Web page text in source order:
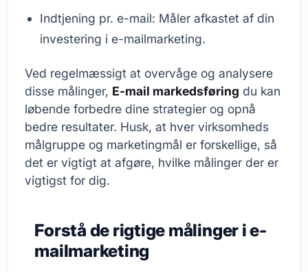
Indtjening pr. e-mail: Måler afkastet af din
investering i e-mailmarketing.
Ved regelmæssigt at overvåge og analysere
disse målinger, E-mail markedsføring du kan
løbende forbedre dine strategier og opnå
bedre resultater. Husk, at hver virksomheds
målgruppe og marketingmål er forskellige, så
det er vigtigt at afgøre, hvilke målinger der er
vigtigst for dig.
Forstå de rigtige målinger i e-
mailmarketing